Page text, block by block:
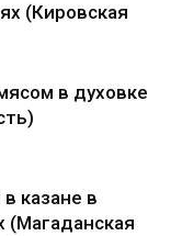
(Кировская
в духовке
казане в
(Магаданская